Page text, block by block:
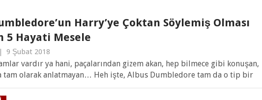
Harry’ye Çoktan Söylemiş Olması
5 Hayati Mesele
| 9 Şubat 2018
vardır ya hani, paçalarından gizem akan, hep bilmece gibi konuşan,
tam olarak anlatmayan… Heh işte, Albus Dumbledore tam da o tip bir